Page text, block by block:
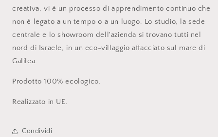
creativa, vi è un processo di apprendimento continuo che
non è legato a un tempo o a un luogo. Lo studio, la sede
centrale e lo showroom dell'azienda si trovano tutti nel
nord di Israele, in un eco-villaggio affacciato sul mare di
Galilea.
Prodotto 100% ecologico.
Realizzato in UE.
Condividi